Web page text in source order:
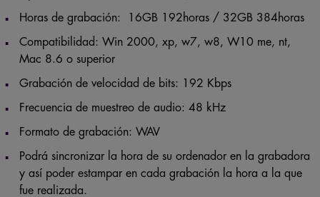
Horas de grabación: 16GB 192horas / 32GB 384horas
Compatibilidad: Win 2000, xp, w7, w8, W10 me, nt,
Mac 8.6 o superior
Grabación de velocidad de bits: 192 Kbps
Frecuencia de muestreo de audio: 48 kHz
Formato de grabación: WAV
Podrá sincronizar la hora de su ordenador en la grabadora
y así poder estampar en cada grabación la hora a la que
fue realizada.